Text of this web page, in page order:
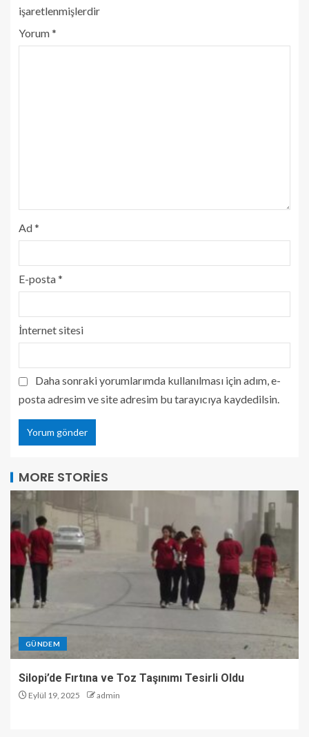
işaretlenmişlerdir
Yorum*
Ad*
E-posta*
İnternet sitesi
Daha sonraki yorumlarımda kullanılması için adım, e-
posta adresim ve site adresim bu tarayıcıya kaydedilsin.
MORE STORIES
GÜNDEM
Silopi’de Fırtına ve Toz Taşınımı Tesirli Oldu
Eylül 19, 2025 admin